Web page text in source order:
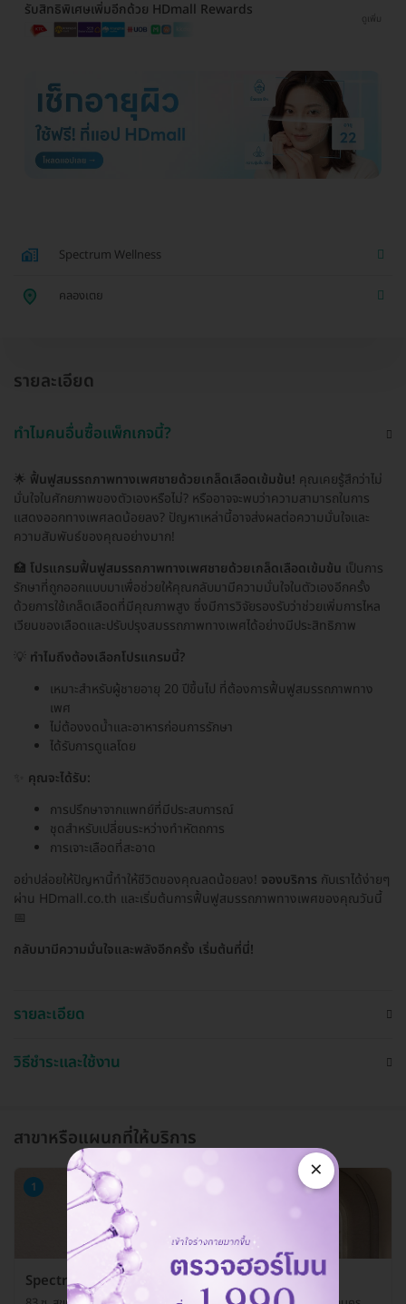
รับสิทธิพิเศษเพิ่มอีกด้วย HDmall Rewards
ดูเพิ่ม
Spectrum Wellness
คลองเตย
รายละเอียด
ทำไมคนอื่นซื้อแพ็กเกจนี้?
🌟 ฟื้นฟูสมรรถภาพทางเพศชายด้วยเกล็ดเลือดเข้มข้น! คุณเคยรู้สึกว่าไม่
มั่นใจในศักยภาพของตัวเองหรือไม่? หรืออาจจะพบว่าความสามารถในการ
แสดงออกทางเพศลดน้อยลง? ปัญหาเหล่านี้อาจส่งผลต่อความมั่นใจและ
ความสัมพันธ์ของคุณอย่างมาก!
🏥 โปรแกรมฟื้นฟูสมรรถภาพทางเพศชายด้วยเกล็ดเลือดเข้มข้น เป็นการ
รักษาที่ถูกออกแบบมาเพื่อช่วยให้คุณกลับมามีความมั่นใจในตัวเองอีกครั้ง
ด้วยการใช้เกล็ดเลือดที่มีคุณภาพสูง ซึ่งมีการวิจัยรองรับว่าช่วยเพิ่มการไหล
เวียนของเลือดและปรับปรุงสมรรถภาพทางเพศได้อย่างมีประสิทธิภาพ
💡 ทำไมถึงต้องเลือกโปรแกรมนี้?
เหมาะสำหรับผู้ชายอายุ 20 ปีขึ้นไป ที่ต้องการฟื้นฟูสมรรถภาพทาง
เพศ
ไม่ต้องงดน้ำและอาหารก่อนการรักษา
ได้รับการดูแลโดย
คุณจะได้รับ:
การปรึกษาจากแพทย์ที่มีประสบการณ์
ชุดสำหรับเปลี่ยนระหว่างทำหัตถการ
การเจาะเลือดที่สะอาด
อย่าปล่อยให้ปัญหานี้ทำให้ชีวิตของคุณลดน้อยลง! จองบริการ กับเราได้ง่ายๆ
ผ่าน HDmall.co.th และเริ่มต้นการฟื้นฟูสมรรถภาพทางเพศของคุณวันนี้
📅
กลับมามีความมั่นใจและพลังอีกครั้ง เริ่มต้นที่นี่!
รายละเอียด
วิธีชำระและใช้งาน
สาขาหรือแผนกที่ให้บริการ
1
Spectrum Wellness
×